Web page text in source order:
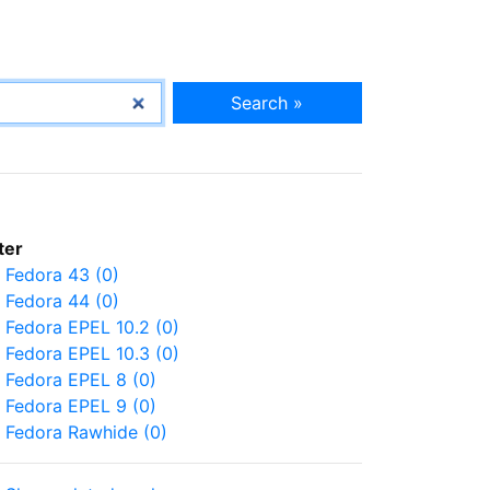
Search »
Fedora 43 (0)
Fedora 44 (0)
Fedora EPEL 10.2 (0)
Fedora EPEL 10.3 (0)
Fedora EPEL 8 (0)
Fedora EPEL 9 (0)
Fedora Rawhide (0)